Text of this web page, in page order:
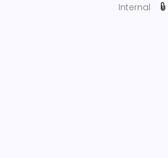
Internal